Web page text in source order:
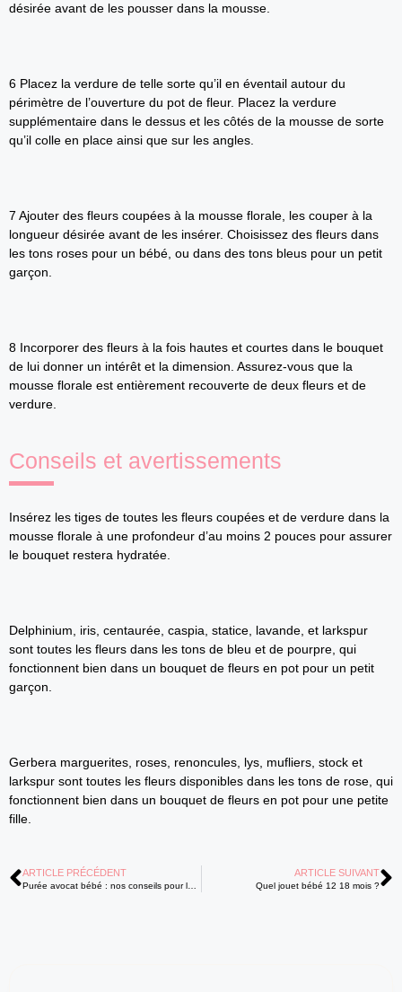
désirée avant de les pousser dans la mousse.
6 Placez la verdure de telle sorte qu’il en éventail autour du
périmètre de l’ouverture du pot de fleur. Placez la verdure
supplémentaire dans le dessus et les côtés de la mousse de sorte
qu’il colle en place ainsi que sur les angles.
7 Ajouter des fleurs coupées à la mousse florale, les couper à la
longueur désirée avant de les insérer. Choisissez des fleurs dans
les tons roses pour un bébé, ou dans des tons bleus pour un petit
garçon.
8 Incorporer des fleurs à la fois hautes et courtes dans le bouquet
de lui donner un intérêt et la dimension. Assurez-vous que la
mousse florale est entièrement recouverte de deux fleurs et de
verdure.
Conseils et avertissements
Insérez les tiges de toutes les fleurs coupées et de verdure dans la
mousse florale à une profondeur d’au moins 2 pouces pour assurer
le bouquet restera hydratée.
Delphinium, iris, centaurée, caspia, statice, lavande, et larkspur
sont toutes les fleurs dans les tons de bleu et de pourpre, qui
fonctionnent bien dans un bouquet de fleurs en pot pour un petit
garçon.
Gerbera marguerites, roses, renoncules, lys, mufliers, stock et
larkspur sont toutes les fleurs disponibles dans les tons de rose, qui
fonctionnent bien dans un bouquet de fleurs en pot pour une petite
fille.
ARTICLE PRÉCÉDENT ARTICLE SUIVANT
Quel jouet bébé 12 18 mois ?